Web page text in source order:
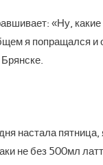
«Ну,
я попращался
настала
не без 500мл